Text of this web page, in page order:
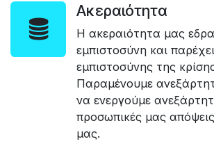
Ακεραιότητα
Η ακεραιότητα μας
εμπιστοσύνη και
εμπιστοσύνης της
Παραμένουμε
να ενεργούμε
προσωπικές μας
μας.